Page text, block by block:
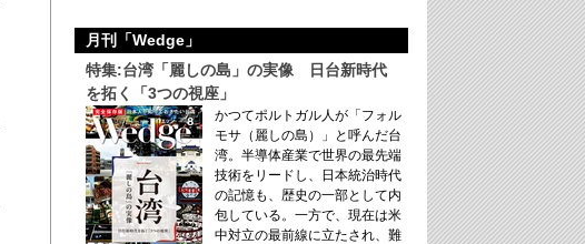
月刊「Wedge」
特集:台湾「麗しの島」の実像 日台新時代
を拓く「3つの視座」
かつてポルトガル人が「フォル
モサ（麗しの島）」と呼んだ台
湾。半導体産業で世界の最先端
技術をリードし、日本統治時代
の記憶も、歴史の一部として内
包している。一方で、現在は米
中対立の最前線に立たされ、難